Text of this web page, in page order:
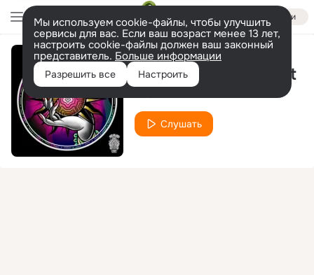
Войти
Мы используем cookie-файлы, чтобы улучшить
сервисы для вас. Если ваш возраст менее 13 лет,
настроить cookie-файлы должен ваш законный
представитель. Больше информации
Разрешить все Настроить
How ya explain that
Слушать